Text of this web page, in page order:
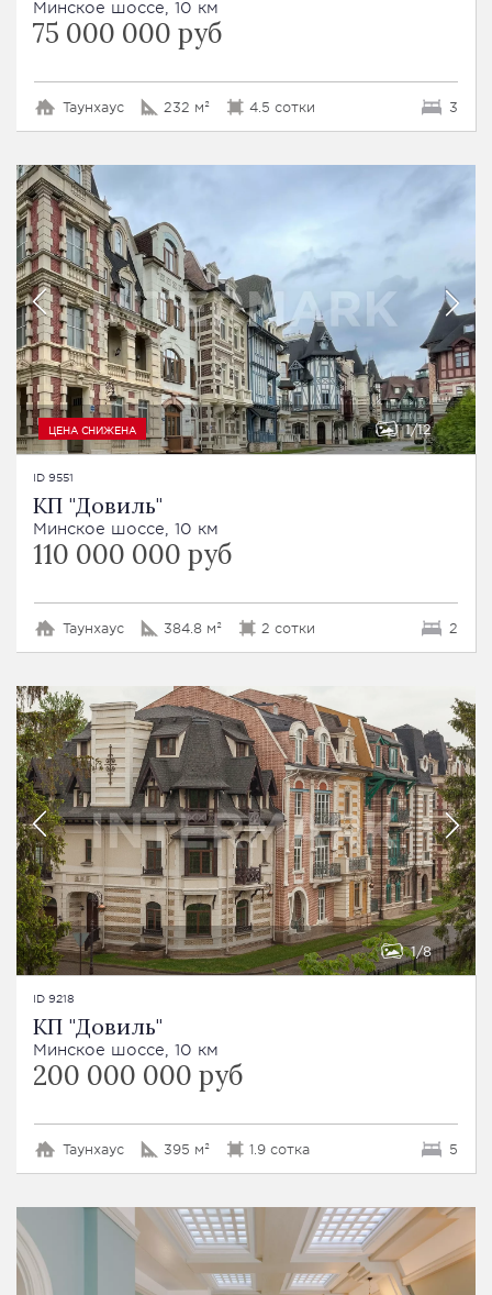
Минское шоссе, 10 км
75 000 000 руб
Таунхаус 232 м² 4.5 сотки 3
ЦЕНА СНИЖЕНА 1 12
ID 9551
КП "Довиль"
Минское шоссе, 10 км
110 000 000 руб
Таунхаус 384.8 м² 2 сотки 2
1 8
ID 9218
КП "Довиль"
Минское шоссе, 10 км
200 000 000 руб
Таунхаус 395 м² 1.9 сотка 5